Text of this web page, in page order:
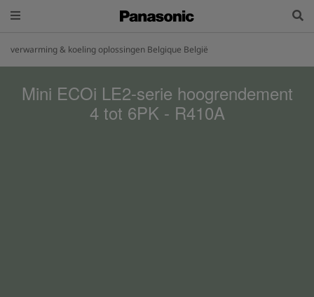
verwarming & koeling oplossingen Belgique België
Mini ECOi LE2-serie hoogrendement
4 tot 6PK - R410A